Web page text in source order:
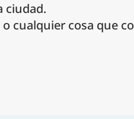
ciudad.
cualquier cosa que
Idioma preferido